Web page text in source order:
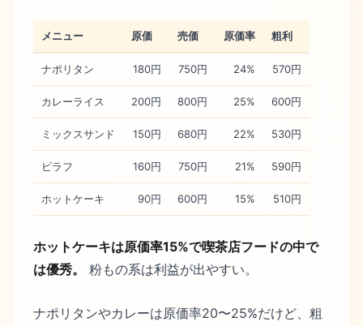
メニュー 原価 売価 原価率 粗利
ナポリタン 180円 750円 24% 570円
カレーライス 200円 800円 25% 600円
ミックスサンド 150円 680円 22% 530円
ピラフ 160円 750円 21% 590円
ホットケーキ 90円 600円 15% 510円
ホットケーキは原価率15%で喫茶店フードの中で
は優秀。
粉もの系は利益が出やすい。
ナポリタンやカレーは原価率20〜25%だけど、粗